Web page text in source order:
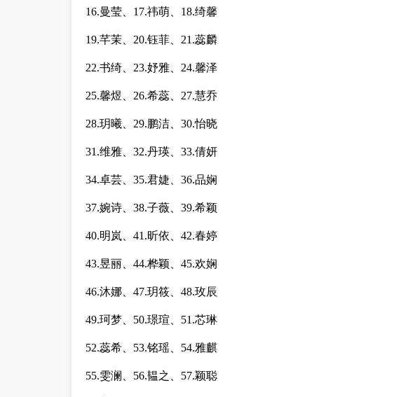
16.曼莹、17.祎萌、18.绮馨
19.芊茉、20.钰菲、21.蕊麟
22.书绮、23.妤雅、24.馨泽
25.馨煜、26.希蕊、27.慧乔
28.玥曦、29.鹏洁、30.怡晓
31.维雅、32.丹瑛、33.倩妍
34.卓芸、35.君婕、36.品娴
37.婉诗、38.子薇、39.希颖
40.明岚、41.昕依、42.春婷
43.昱丽、44.桦颖、45.欢娴
46.沐娜、47.玥筱、48.玫辰
49.珂梦、50.璟瑄、51.芯琳
52.蕊希、53.铭瑶、54.雅麒
55.雯澜、56.韫之、57.颖聪